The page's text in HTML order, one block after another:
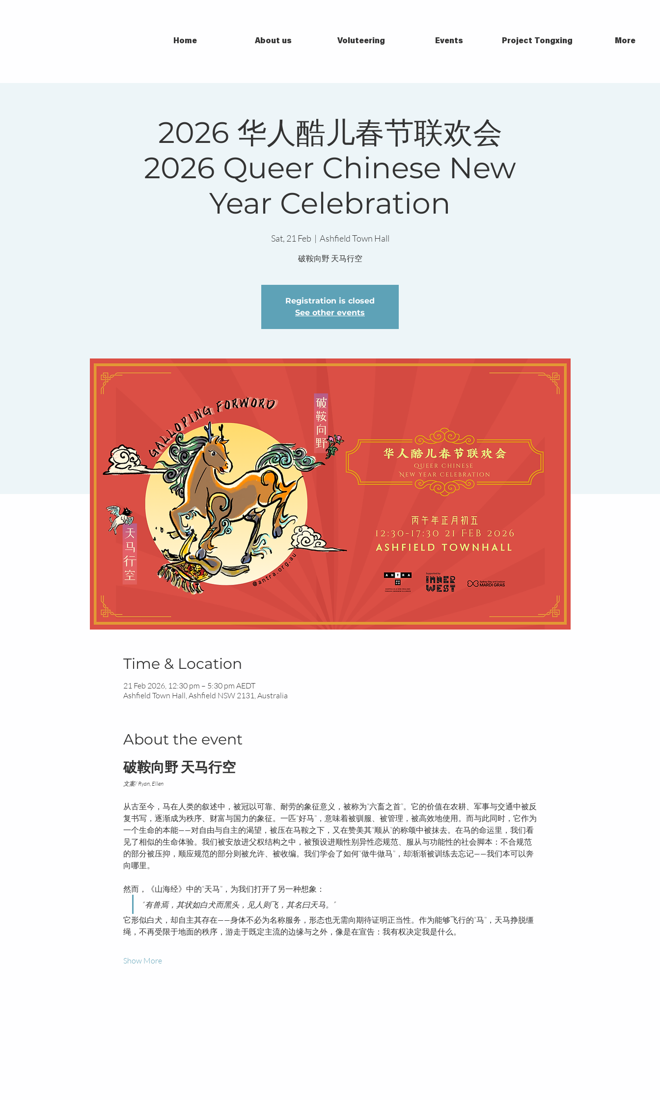
Home About us Voluteering Events Project Tongxing More
2026 华人酷儿春节联欢会
2026 Queer Chinese New
Year Celebration
Sat, 21 Feb
  |
Ashfield Town Hall
破鞍向野 天马行空
Registration is closed
See other events
Time & Location
21 Feb 2026, 12:30 pm – 5:30 pm AEDT
Ashfield Town Hall, Ashfield NSW 2131, Australia
About the event
破鞍向野 天马行空
文案/ Ryan, Ellen
从古至今，马在人类的叙述中，被冠以可靠、耐劳的象征意义，被称为“六畜之首”。它的价值在农耕、军事与交通中被反
复书写，逐渐成为秩序、财富与国力的象征。一匹“好马”，意味着被驯服、被管理，被高效地使用。而与此同时，它作为
一个生命的本能——对自由与自主的渴望，被压在马鞍之下，又在赞美其“顺从”的称颂中被抹去。在马的命运里，我们看
见了相似的生命体验。我们被安放进父权结构之中，被预设进顺性别异性恋规范、服从与功能性的社会脚本：不合规范
的部分被压抑，顺应规范的部分则被允许、被收编。我们学会了如何“做牛做马”，却渐渐被训练去忘记——我们本可以奔
向哪里。
然而，《山海经》中的“天马”，为我们打开了另一种想象：
“有兽焉，其状如白犬而黑头，见人则飞，其名曰天马。”
它形似白犬，却自主其存在——身体不必为名称服务，形态也无需向期待证明正当性。作为能够飞行的“马”，天马挣脱缰
绳，不再受限于地面的秩序，游走于既定主流的边缘与之外，像是在宣告：我有权决定我是什么。
Show More